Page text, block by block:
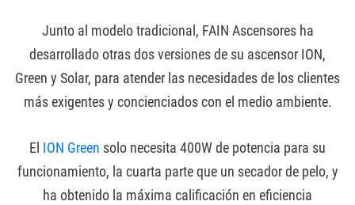
Junto al modelo tradicional, FAIN Ascensores ha
desarrollado otras dos versiones de su ascensor ION,
Green y Solar, para atender las necesidades de los clientes
más exigentes y concienciados con el medio ambiente.
El ION Green solo necesita 400W de potencia para su
funcionamiento, la cuarta parte que un secador de pelo, y
ha obtenido la máxima calificación en eficiencia